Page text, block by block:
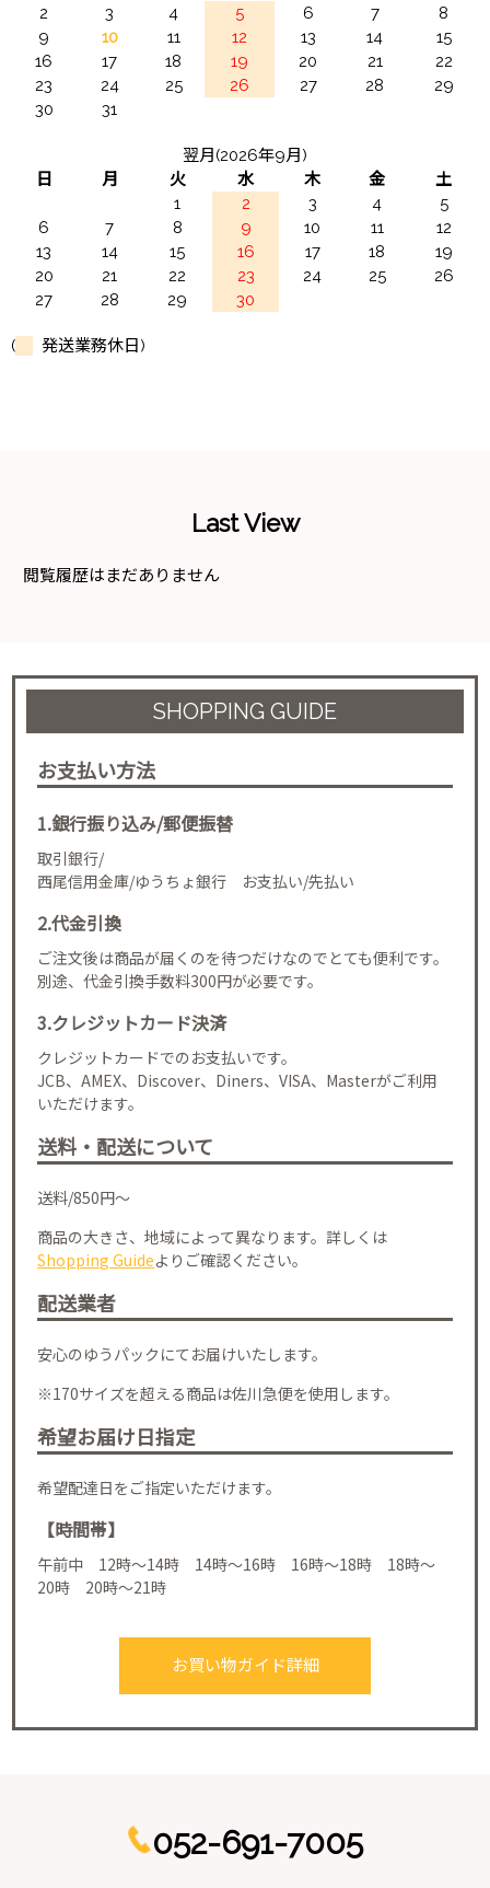
2
3 4 5 6 7
8
9
10 11 12 13 14
15
16
17 18 19 20 21
22
23
24 25 26 27 28
29
30
31
翌月(2026年9月)
日
月 火 水 木 金
土
1
2 3 4
5
6
7 8 9 10 11
12
13
14 15 16 17 18
19
20
21 22 23 24 25
26
27
28 29 30
( 発送業務休日)
Last View
閲覧履歴はまだありません
SHOPPING GUIDE
お支払い方法
1.銀行振り込み/郵便振替
取引銀行/
西尾信用金庫/ゆうちょ銀行 お支払い/先払い
2.代金引換
ご注文後は商品が届くのを待つだけなのでとても便利です。
別途、代金引換手数料300円が必要です。
3.クレジットカード決済
クレジットカードでのお支払いです。
JCB、AMEX、Discover、Diners、VISA、Masterがご利用
いただけます。
送料・配送について
送料/850円～
商品の大きさ、地域によって異なります。詳しくは
Shopping Guideよりご確認ください。
配送業者
安心のゆうパックにてお届けいたします。
※170サイズを超える商品は佐川急便を使用します。
希望お届け日指定
希望配達日をご指定いただけます。
【時間帯】
午前中 12時～14時 14時～16時 16時～18時 18時～
20時 20時～21時
お買い物ガイド詳細
052-691-7005